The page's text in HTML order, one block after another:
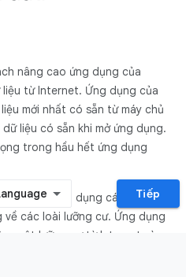
nâng cao ứng dụng của
từ Internet. Ứng dụng của
mới nhất có sẵn từ máy chủ
liệu có sẵn khi mở ứng dụng.
trong hầu hết ứng dụng
bạn sẽ áp dụng các khái
các loài lưỡng cư. Ứng dụng
vật lưỡng cư từ Internet và
sách cuộn.
Tiếp